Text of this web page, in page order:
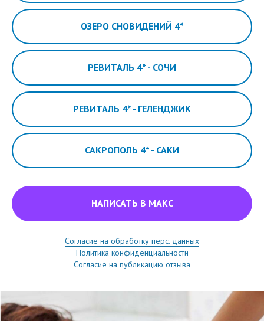
ОЗЕРО СНОВИДЕНИЙ 4*
РЕВИТАЛЬ 4* - СОЧИ
РЕВИТАЛЬ 4* - ГЕЛЕНДЖИК
САКРОПОЛЬ 4* - САКИ
НАПИСАТЬ В МАКС
Согласие на обработку перс. данных
Политика конфиденциальности
Согласие на публикацию отзыва